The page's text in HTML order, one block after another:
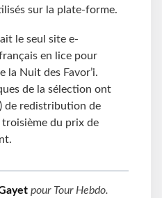
sur la plate-forme.
le seul site e-
en lice pour
la Nuit des Favor’i.
de la sélection ont
de redistribution de
troisième du prix de
pour Tour Hebdo.